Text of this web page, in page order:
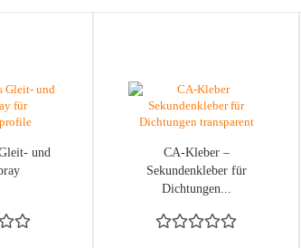
und
CA-Kleber –
Sekundenkleber für
Dichtungen...